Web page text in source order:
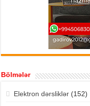
Bölmələr
Elektron dərsliklər(152)